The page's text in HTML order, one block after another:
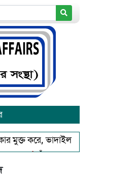
ভাদাইল প্রাইমারি ফ্রেন্ডস ক্লাব এর
চাঁদপুরে বাংলাদেশ আহলে সুন্নাত ওয়াল